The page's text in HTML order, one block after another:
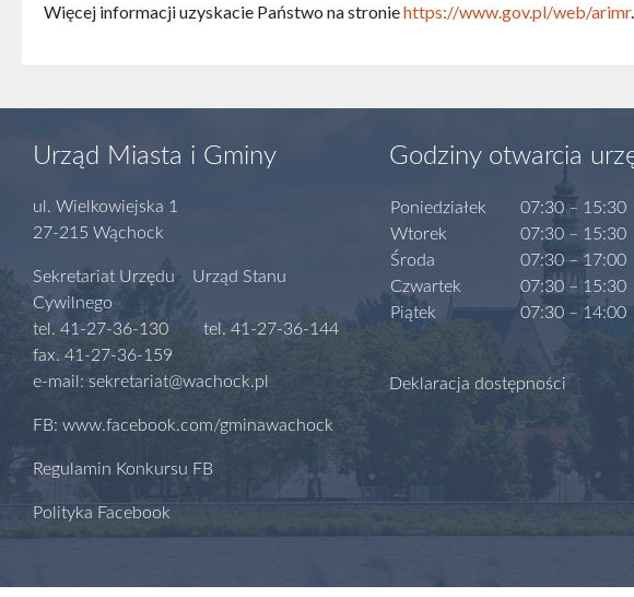
Więcej informacji uzyskacie Państwo na stroniehttps://www.gov.pl/web/arimr.
Urząd Miasta i Gminy
ul. Wielkowiejska 1
27-215 Wąchock
Sekretariat Urzędu Urząd Stanu
Cywilnego
tel. 41-27-36-130 tel. 41-27-36-144
fax. 41-27-36-159
e-mail: sekretariat@wachock.pl
FB: www.facebook.com/gminawachock
Regulamin Konkursu FB
Polityka Facebook
Godziny otwarcia
Poniedziałek
Wtorek
Środa
Czwartek
Piątek
07:30 – 15:30
07:30 – 15:30
07:30 – 17:00
07:30 – 15:30
07:30 – 14:00
Deklaracja dostępności